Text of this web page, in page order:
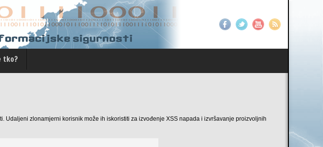
tko?
Udaljeni zlonamjerni korisnik može ih iskoristiti za izvođenje XSS napada i izvršavanje proizvoljnih